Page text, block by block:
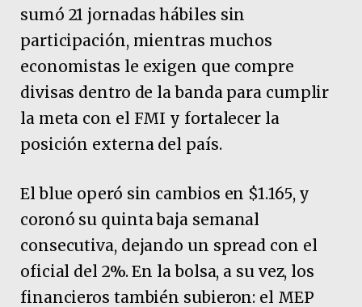
sumó 21 jornadas hábiles sin
participación, mientras muchos
economistas le exigen que compre
divisas dentro de la banda para cumplir
la meta con el FMI y fortalecer la
posición externa del país.
El blue operó sin cambios en $1.165, y
coronó su quinta baja semanal
consecutiva, dejando un spread con el
oficial del 2%. En la bolsa, a su vez, los
financieros también subieron: el MEP